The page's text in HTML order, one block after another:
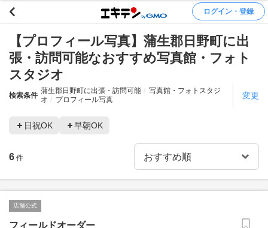
ログイン・登録
【プロフィール写真】蒲生郡日野町に出
張・訪問可能なおすすめ写真館・フォト
スタジオ
検索条件
蒲生郡日野町に出張・訪問可能
写真館・フォトスタジ
オ
プロフィール写真 変更
日祝OK 早朝OK
6 件
店舗公式
フィールドオーダー